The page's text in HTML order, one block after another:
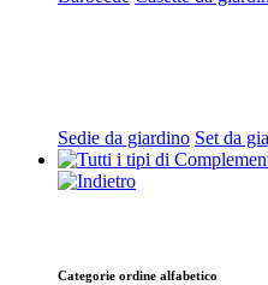
Sedie da giardino Set da
Categorie ordine alfabetico